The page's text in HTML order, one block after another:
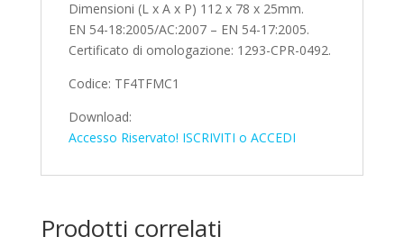
Dimensioni (L x A x P) 112 x 78 x 25mm.
EN 54-18:2005/AC:2007 – EN 54-17:2005.
Certificato di omologazione: 1293-CPR-0492.
Codice: TF4TFMC1
Download:
Accesso Riservato! ISCRIVITI o ACCEDI
Prodotti correlati